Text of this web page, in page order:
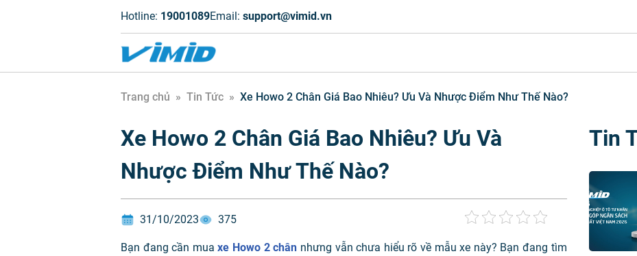
Hotline: 19001089Email: support@vimid.vn
Trang chủ » Tin Tức » Xe Howo 2 Chân Giá Bao Nhiêu? Ưu Và Nhược Điểm Như Thế Nào?
Xe Howo 2 Chân Giá Bao Nhiêu? Ưu Và
Nhược Điểm Như Thế Nào?
31/10/2023 375
Bạn đang cần muaxe Howo 2 chân nhưng vẫn chưa hiểu rõ về mẫu xe này? Bạn đang tìm
Tin